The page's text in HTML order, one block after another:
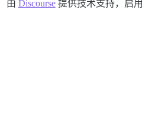
由 Discourse提供技术支持，启